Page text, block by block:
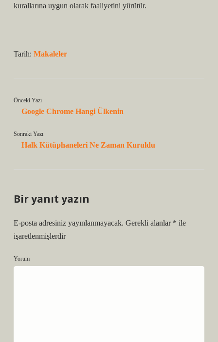
kurallarına uygun olarak faaliyetini yürütür.
Tarih: Makaleler
Önceki Yazı
Google Chrome Hangi Ülkenin
Sonraki Yazı
Halk Kütüphaneleri Ne Zaman Kuruldu
Bir yanıt yazın
E-posta adresiniz yayınlanmayacak. Gerekli alanlar * ile
işaretlenmişlerdir
Yorum